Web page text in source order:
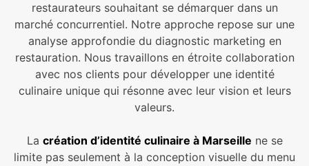
restaurateurs souhaitant se démarquer dans un
marché concurrentiel. Notre approche repose sur une
analyse approfondie du diagnostic marketing en
restauration. Nous travaillons en étroite collaboration
avec nos clients pour développer une identité
culinaire unique qui résonne avec leur vision et leurs
valeurs.
La création d’identité culinaire à Marseille ne se
limite pas seulement à la conception visuelle du menu